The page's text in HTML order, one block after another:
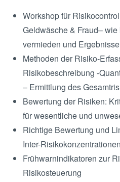
Workshop für
Geldwäsche & Fraud–
vermieden und
Methoden der Risiko-
Risikobeschreibung -
– Ermittlung des
Bewertung der Risiken:
für wesentliche und
Richtige Bewertung und
Inter-Risikokonzentrationen
Frühwarnindikatoren zur
Risikosteuerung